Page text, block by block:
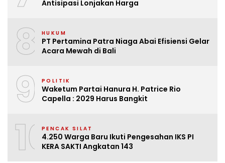
Antisipasi Lonjakan Harga
8 HUKUM
PT Pertamina Patra Niaga Abai Efisiensi Gelar
Acara Mewah di Bali
9 POLITIK
Waketum Partai Hanura H. Patrice Rio
Capella : 2029 Harus Bangkit
10PENCAK SILAT
4.250 Warga Baru Ikuti Pengesahan IKS PI
KERA SAKTI Angkatan 143